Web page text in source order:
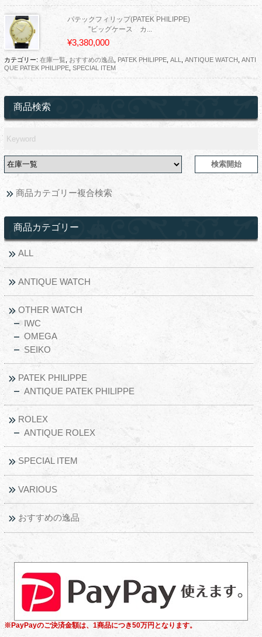
パテックフィリップ(PATEK PHILIPPE)
”ビッグケース カ...
¥3,380,000
カテゴリー: 在庫一覧, おすすめの逸品, PATEK PHILIPPE, ALL, ANTIQUE WATCH , ANTI
QUE PATEK PHILIPPE, SPECIAL ITEM
商品検索
商品カテゴリー複合検索
商品カテゴリー
ALL
ANTIQUE WATCH
OTHER WATCH
IWC
OMEGA
SEIKO
PATEK PHILIPPE
ANTIQUE PATEK PHILIPPE
ROLEX
ANTIQUE ROLEX
SPECIAL ITEM
VARIOUS
おすすめの逸品
※PayPayのご決済金額は、1商品につき50万円となります。